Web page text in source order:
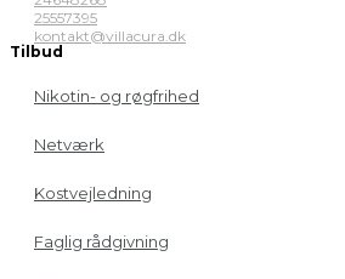
25557395
kontakt@villacura.dk
Tilbud
Nikotin- og røgfrihed
Netværk
Kostvejledning
Faglig rådgivning